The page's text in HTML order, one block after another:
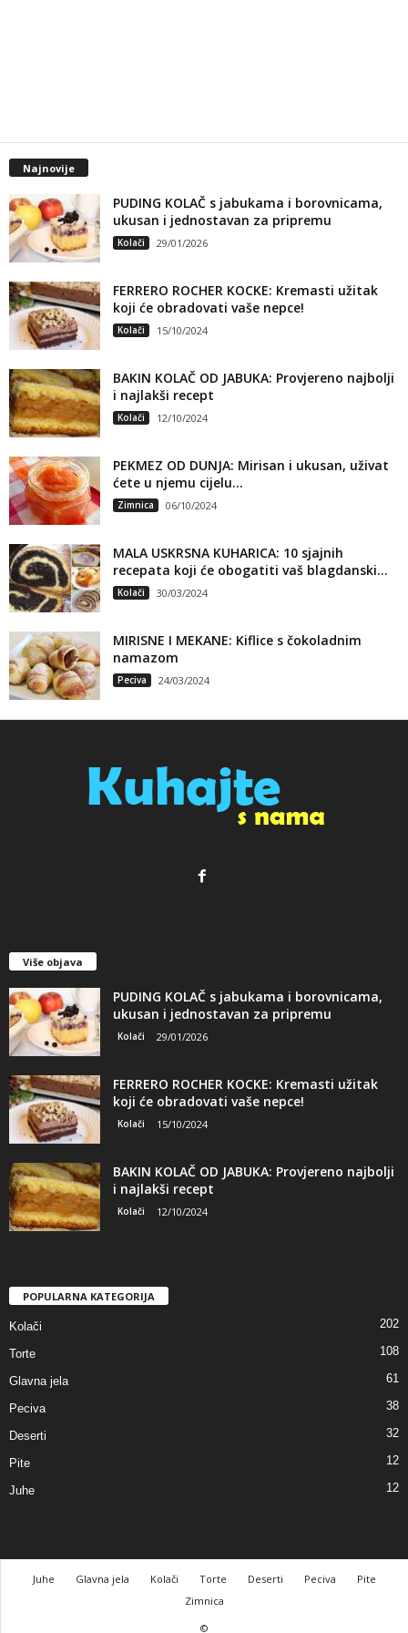
Najnovije
PUDING KOLAČ s jabukama i borovnicama,
ukusan i jednostavan za pripremu
Kolači 29/01/2026
FERRERO ROCHER KOCKE: Kremasti užitak
koji će obradovati vaše nepce!
Kolači 15/10/2024
BAKIN KOLAČ OD JABUKA: Provjereno najbolji
i najlakši recept
Kolači 12/10/2024
PEKMEZ OD DUNJA: Mirisan i ukusan, uživat
ćete u njemu cijelu...
Zimnica 06/10/2024
MALA USKRSNA KUHARICA: 10 sjajnih
recepata koji će obogatiti vaš blagdanski...
Kolači 30/03/2024
MIRISNE I MEKANE: Kiflice s čokoladnim
namazom
Peciva 24/03/2024
Više objava
PUDING KOLAČ s jabukama i borovnicama,
ukusan i jednostavan za pripremu
Kolači 29/01/2026
FERRERO ROCHER KOCKE: Kremasti užitak
koji će obradovati vaše nepce!
Kolači 15/10/2024
BAKIN KOLAČ OD JABUKA: Provjereno najbolji
i najlakši recept
Kolači 12/10/2024
POPULARNA KATEGORIJA
Kolači 202
Torte 108
Glavna jela 61
Peciva 38
Deserti 32
Pite 12
Juhe 12
Juhe Glavna jela Kolači Torte Deserti Peciva
Pite
Zimnica
©